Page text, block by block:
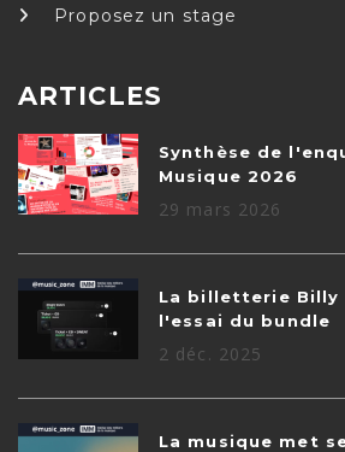
Proposez un stage
ARTICLES
Synthèse de
Musique 2026
29 mars 2026
La billetterie Billy
l'essai du bundle
2 déc. 2025
La musique met